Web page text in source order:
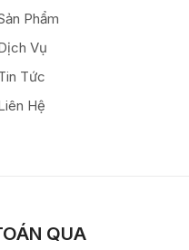
Phẩm
Vụ
Tức
Hệ
QUA